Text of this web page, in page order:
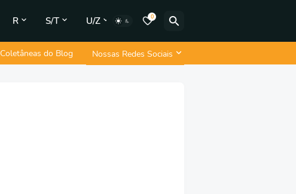
R S/T U/Z 0
Coletâneas do Blog Nossas Redes Sociais